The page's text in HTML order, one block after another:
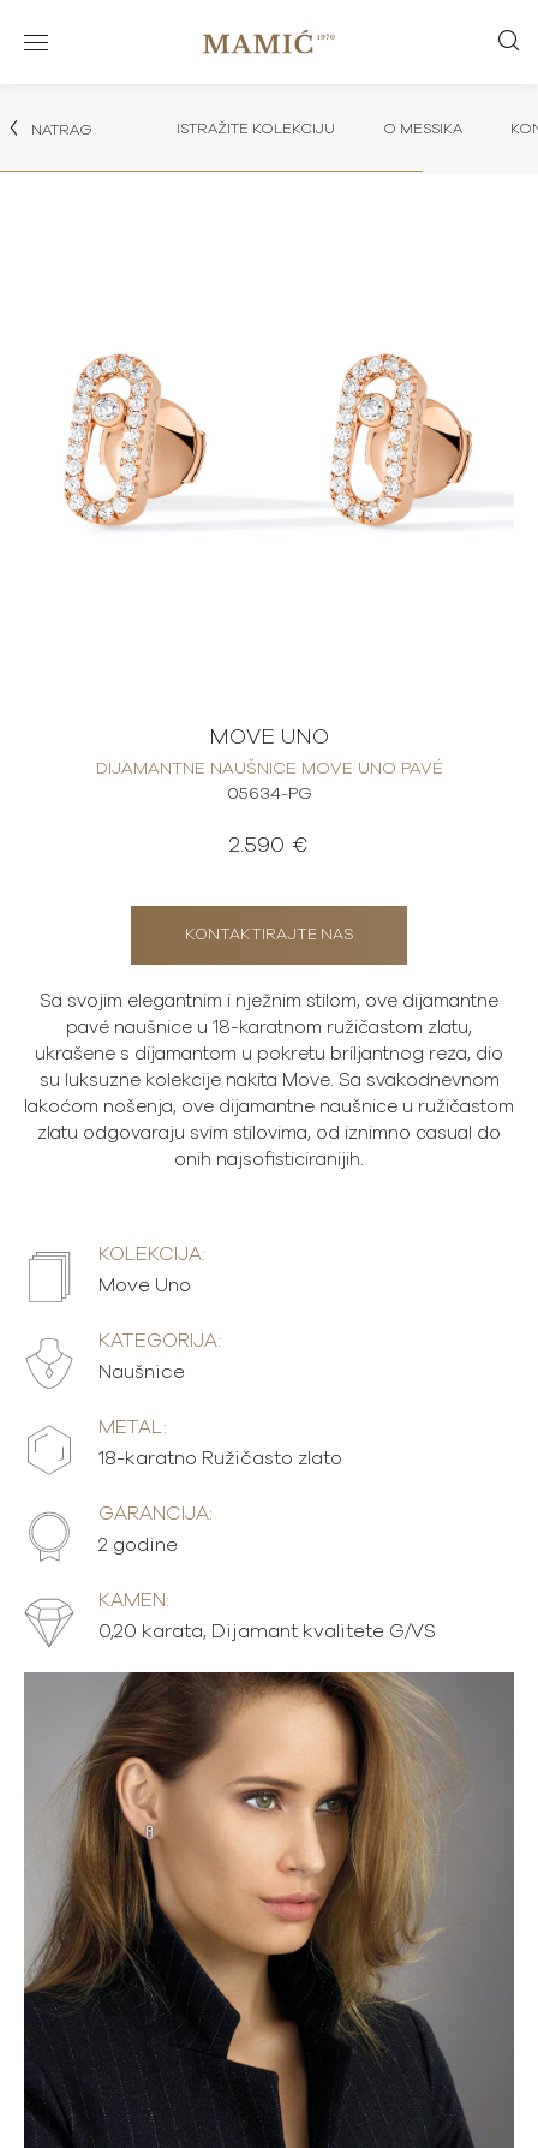
NATRAG ISTRAŽITE KOLEKCIJU O MESSIKA
MOVE UNO
DIJAMANTNE NAUŠNICE MOVE UNO PAVÉ
05634-PG
2.590 €
KONTAKTIRAJTE NAS
Sa svojim elegantnim i nježnim stilom, ove dijamantne
pavé naušnice u 18-karatnom ružičastom zlatu,
ukrašene s dijamantom u pokretu briljantnog reza, dio
su luksuzne kolekcije nakita Move. Sa svakodnevnom
lakoćom nošenja, ove dijamantne naušnice u ružičastom
zlatu odgovaraju svim stilovima, od iznimno casual do
onih najsofisticiranijih.
KOLEKCIJA:
Move Uno
KATEGORIJA:
Naušnice
METAL:
18-karatno Ružičasto zlato
GARANCIJA:
2 godine
KAMEN:
0,20 karata, Dijamant kvalitete G/VS